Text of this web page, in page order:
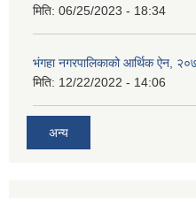
मिति: 06/25/2023 - 18:34
भंगहा नगरपालिकाको आर्थिक ऐन,
मिति: 12/22/2022 - 14:06
अन्य